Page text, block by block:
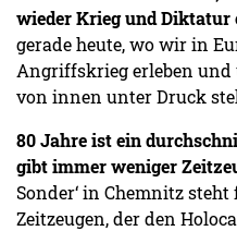
wieder Krieg und Diktatur
gerade heute, wo wir in
Angriffskrieg erleben und
von innen unter Druck
80 Jahre ist ein
gibt immer weniger
Sonder‘ in Chemnitz
Zeitzeugen, der den